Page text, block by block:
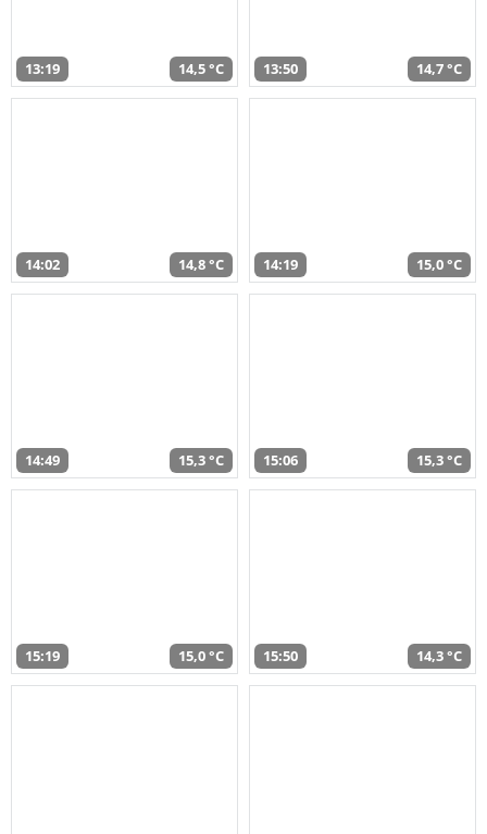
13:19 14,5 °C 13:50 14,7 °C
14:02 14,8 °C 14:19 15,0 °C
14:49 15,3 °C 15:06 15,3 °C
15:19 15,0 °C 15:50 14,3 °C